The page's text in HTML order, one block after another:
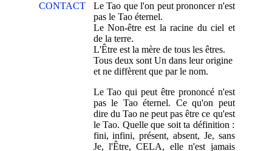
CONTACT
Le Tao que l'on peut prononcer n'est
pas le Tao éternel.
Le Non-être est la racine du ciel et
de la terre.
L'Être est la mère de tous les êtres.
Tous deux sont Un dans leur origine
et ne diffèrent que par le nom.
Le Tao qui peut être prononcé n'est
pas le Tao éternel. Ce qu'on peut
dire du Tao ne peut pas être ce qu'est
le Tao. Quelle que soit ta définition :
fini, infini, présent, absent, Je, sans
Je, l'Être, CELA, elle n'est jamais